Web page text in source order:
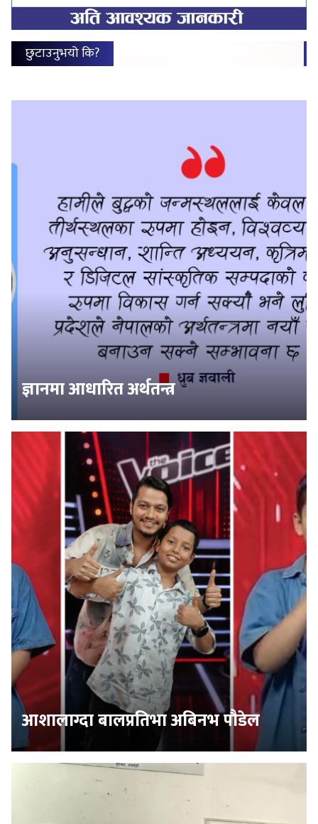
छुटाउनुभयो कि?
ज्ञानमा आधारित अर्थतन्त्र
आशालाग्दा बालप्रतिभा अबिनभ पौडेल